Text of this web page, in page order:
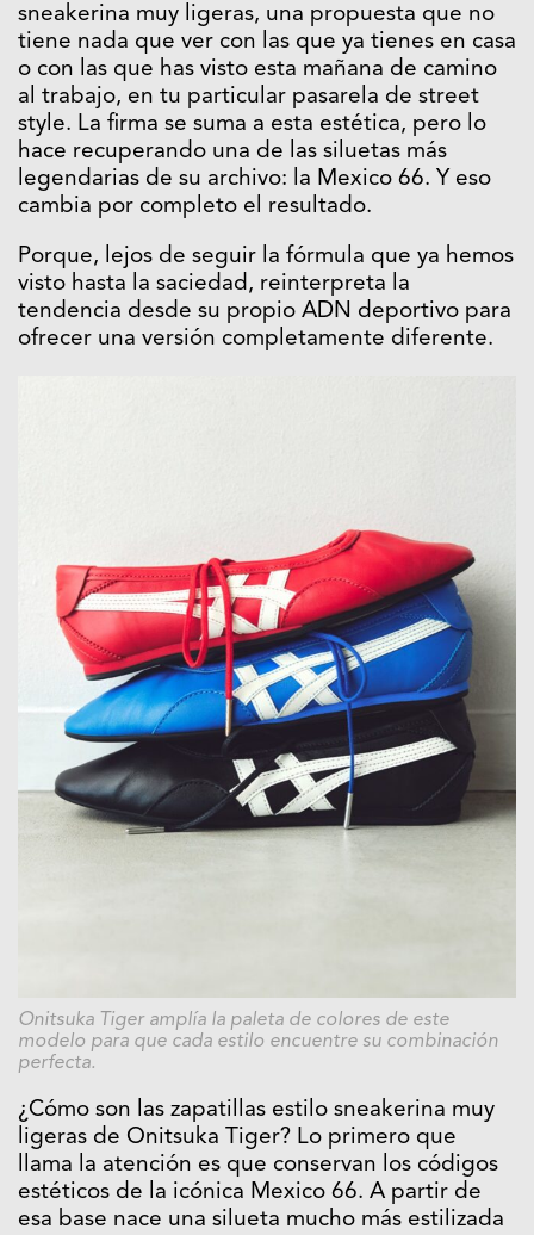
sneakerina muy ligeras, una propuesta que no
tiene nada que ver con las que ya tienes en casa
o con las que has visto esta mañana de camino
al trabajo, en tu particular pasarela de street
style. La firma se suma a esta estética, pero lo
hace recuperando una de las siluetas más
legendarias de su archivo: la Mexico 66. Y eso
cambia por completo el resultado.
Porque, lejos de seguir la fórmula que ya hemos
visto hasta la saciedad, reinterpreta la
tendencia desde su propio ADN deportivo para
ofrecer una versión completamente diferente.
Onitsuka Tiger amplía la paleta de colores de este
modelo para que cada estilo encuentre su combinación
perfecta.
¿Cómo son las zapatillas estilo sneakerina muy
ligeras de Onitsuka Tiger? Lo primero que
llama la atención es que conservan los códigos
estéticos de la icónica Mexico 66. A partir de
esa base nace una silueta mucho más estilizada